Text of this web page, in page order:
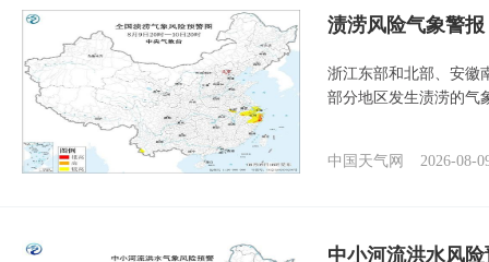
渍涝风险气象警
浙江东部和北部、安徽
部分地区发生渍涝的气
中国天气网 2026-08-
中小河流洪水风